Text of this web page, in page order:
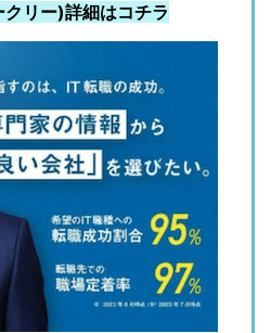
リー)詳細はコチラ